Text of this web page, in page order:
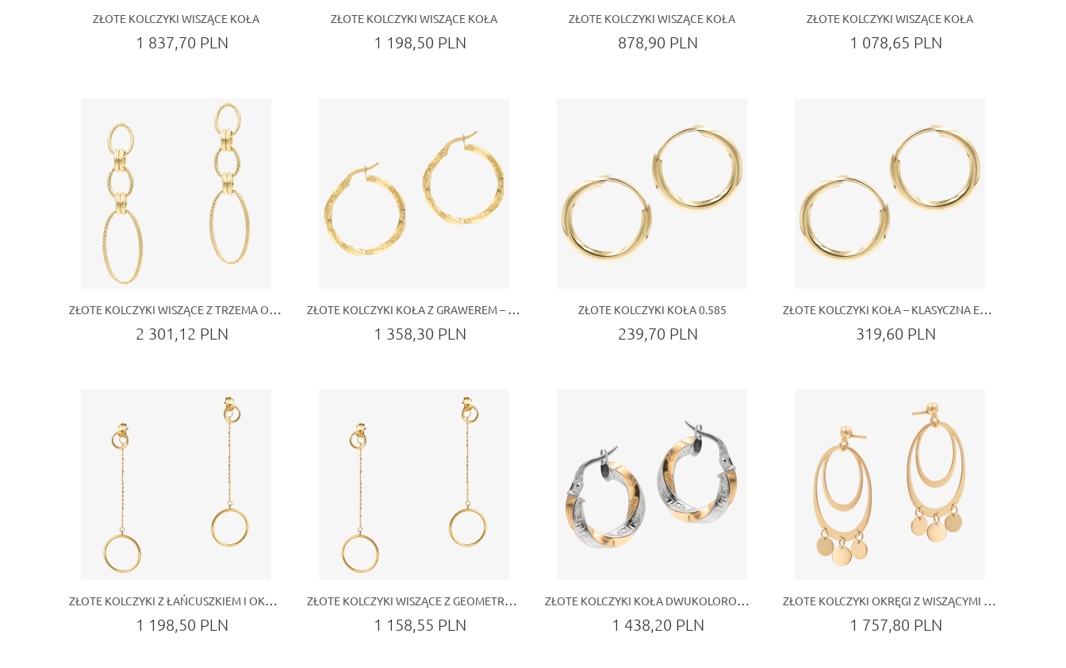
ZŁOTE KOLCZYKI WISZĄCE KOŁA
1 837,70 PLN
ZŁOTE KOLCZYKI WISZĄCE KOŁA
1 198,50 PLN
ZŁOTE KOLCZYKI WISZĄCE KOŁA
878,90 PLN
ZŁOTE KOLCZYKI WISZĄCE KOŁA
1 078,65 PLN
ZŁOTE KOLCZYKI WISZĄCE Z TRZEMA OWALAMI – NOWOCZESNA ELEGANCJA W ZŁOTEJ BIŻUTERII
2 301,12 PLN
ZŁOTE KOLCZYKI KOŁA Z GRAWEREM – ELEGANCJA I STYL W KLASYCZNEJ FORMIE
1 358,30 PLN
ZŁOTE KOLCZYKI KOŁA 0.585
239,70 PLN
ZŁOTE KOLCZYKI KOŁA – KLASYCZNA ELEGANCJA Z MOŻLIWOŚCIĄ PERSONALIZACJI
319,60 PLN
ZŁOTE KOLCZYKI Z ŁAŃCUSZKIEM I OKRĘGIEM – NOWOCZESNA BIŻUTERIA Z CHARAKTEREM
1 198,50 PLN
ZŁOTE KOLCZYKI WISZĄCE Z GEOMETRYCZNYM MOTYWEM KOŁA
1 158,55 PLN
ZŁOTE KOLCZYKI KOŁA DWUKOLOROWE Z GRECKIM WZOREM
1 438,20 PLN
ZŁOTE KOLCZYKI OKRĘGI Z WISZĄCYMI DODATKAMI
1 757,80 PLN